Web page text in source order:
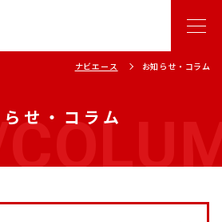
せ・コラム
ナビエース お知らせ・コラム